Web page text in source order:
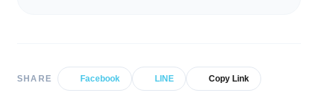
SHARE Facebook LINE Copy Link